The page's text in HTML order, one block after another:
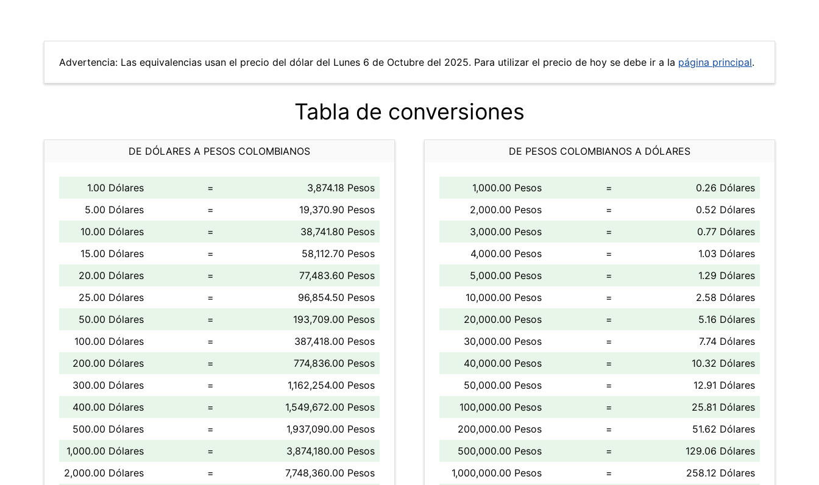
Advertencia: Las equivalencias usan el precio del dólar del Lunes 6 de Octubre del 2025. Para utilizar el precio de hoy se debe ir a la página principal.
Tabla de conversiones
DE DÓLARES A PESOS COLOMBIANOS
1.00 Dólares =
3,874.18 Pesos
5.00 Dólares
=
19,370.90 Pesos
10.00 Dólares
=
38,741.80 Pesos
15.00 Dólares
=
58,112.70 Pesos
20.00 Dólares
=
77,483.60 Pesos
25.00 Dólares
=
96,854.50 Pesos
50.00 Dólares
=
193,709.00 Pesos
100.00 Dólares
=
387,418.00 Pesos
200.00 Dólares
=
774,836.00 Pesos
300.00 Dólares
=
1,162,254.00 Pesos
400.00 Dólares
=
1,549,672.00 Pesos
500.00 Dólares
=
1,937,090.00 Pesos
1,000.00 Dólares
=
3,874,180.00 Pesos
2,000.00 Dólares
= 7,748,360.00 Pesos
DE PESOS COLOMBIANOS A DÓLARES
1,000.00 Pesos =
0.26 Dólares
2,000.00 Pesos
=
0.52 Dólares
3,000.00 Pesos
=
0.77 Dólares
4,000.00 Pesos
=
1.03 Dólares
5,000.00 Pesos
=
1.29 Dólares
10,000.00 Pesos
=
2.58 Dólares
20,000.00 Pesos
=
5.16 Dólares
30,000.00 Pesos
=
7.74 Dólares
40,000.00 Pesos
=
10.32 Dólares
50,000.00 Pesos
=
12.91 Dólares
100,000.00 Pesos
=
25.81 Dólares
200,000.00 Pesos
=
51.62 Dólares
500,000.00 Pesos
=
129.06 Dólares
1,000,000.00 Pesos
= 258.12 Dólares